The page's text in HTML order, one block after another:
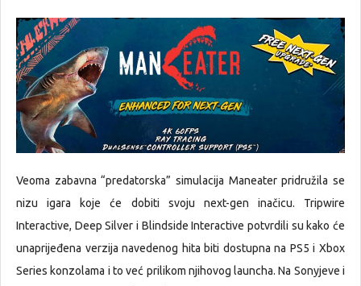
Veoma zabavna “predatorska” simulacija Maneater pridružila se
nizu igara koje će dobiti svoju next-gen inačicu. Tripwire
Interactive, Deep Silver i Blindside Interactive potvrdili su kako će
unaprijeđena verzija navedenog hita biti dostupna na PS5 i Xbox
Series konzolama i to već prilikom njihovog launcha. Na Sonyjeve i